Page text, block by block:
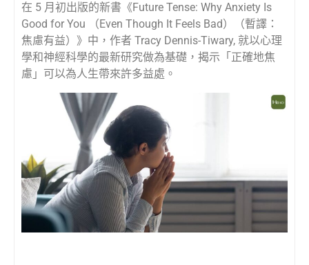
在 5 月初出版的新書《Future Tense: Why Anxiety Is
Good for You （Even Though It Feels Bad）（暫譯：
焦慮有益）》中，作者 Tracy Dennis-Tiwary, 就以心理
學和神經科學的最新研究做為基礎，揭示「正確地焦
慮」可以為人生帶來許多益處。